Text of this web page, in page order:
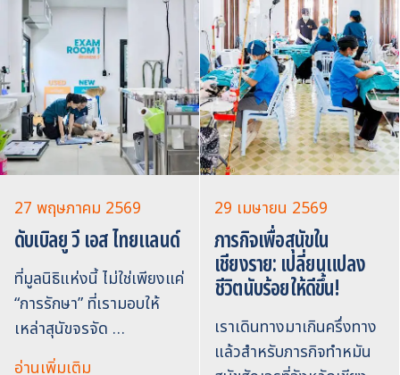
27 พฤษภาคม 2569
ดับเบิลยู วี เอส ไทยแลนด์
ที่มูลนิธิแห่งนี้ ไม่ใช่เพียงแค่
“การรักษา” ที่เรามอบให้
เหล่าสุนัขจรจัด …
อ่านเพิ่มเติม
29 เมษายน 2569
ภารกิจเพื่อสุนัขใน
เชียงราย: เปลี่ยนแปลง
ชีวิตนับร้อยให้ดีขึ้น!
เราเดินทางมาเกินครึ่งทาง
แล้วสำหรับภารกิจทำหมัน